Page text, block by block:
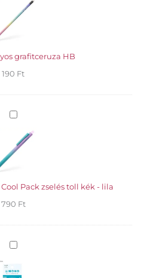
HB
grafitceruza HB
190 Ft
Radírozható
Cool
Pack
zselés
kék
lila
Pack zselés toll kék - lila
790 Ft
Tombow
pocket